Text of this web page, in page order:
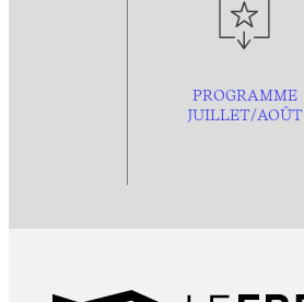
PROGRAMME
JUILLET/AOÛT